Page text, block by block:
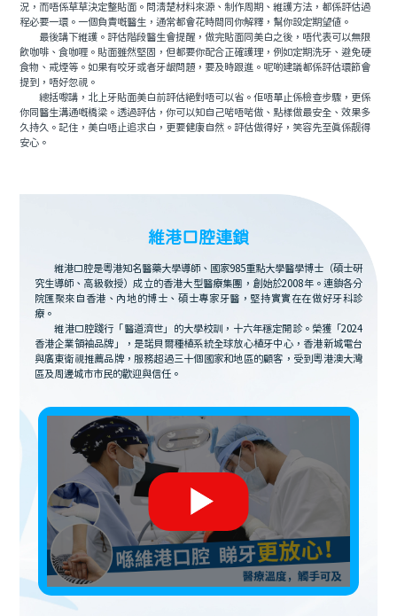
況，而唔係草草決定整貼面。問清楚材料來源、制作周期、維護方法，都係評估過
程必要一環。一個負責嘅醫生，通常都會花時間同你解釋，幫你設定期望值。
最後講下維護。評估階段醫生會提醒，做完貼面同美白之後，唔代表可以無限
飲咖啡、食咖喱。貼面雖然堅固，但都要你配合正確護理，例如定期洗牙、避免硬
食物、戒煙等。如果有咬牙或者牙龈問題，要及時跟進。呢啲建議都係評估環節會
提到，唔好忽視。
總括嚟講，北上牙貼面美白前評估絕對唔可以省。佢唔單止係檢查步驟，更係
你同醫生溝通嘅橋梁。透過評估，你可以知自己啱唔啱做、點樣做最安全、效果多
久持久。記住，美白唔止追求白，更要健康自然。評估做得好，笑容先至真係靓得
安心。
維港口腔連鎖
維港口腔是粵港知名醫藥大學導師、國家985重點大學醫學博士（碩士研
究生導師、高級教授）成立的香港大型醫療集團，創始於2008年。連鎖各分
院匯聚來自香港、內地的博士、碩士專家牙醫，堅持實實在在做好牙科診
療。
維港口腔踐行「醫道濟世」的大學校訓，十六年穩定開診。榮獲「2024
香港企業領袖品牌」，是諾貝爾種植系統全球放心植牙中心，香港新城電台
與廣東衛視推薦品牌，服務超過三十個國家和地區的顧客，受到粵港澳大灣
區及周邊城市市民的歡迎與信任。